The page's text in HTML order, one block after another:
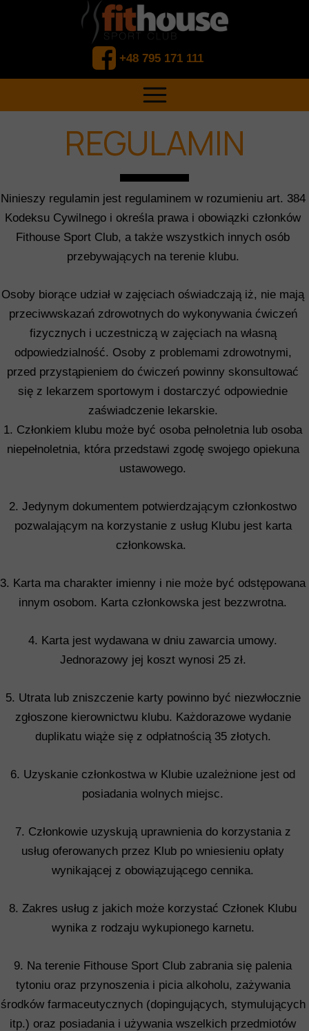
+48 795 171 111
Ninieszy regulamin jest regulaminem w rozumieniu art. 384
Kodeksu Cywilnego i określa prawa i obowiązki członków
Fithouse Sport Club, a także wszystkich innych osób
przebywających na terenie klubu.
Osoby biorące udział w zajęciach oświadczają iż, nie mają
przeciwwskazań zdrowotnych do wykonywania ćwiczeń
fizycznych i uczestniczą w zajęciach na własną
odpowiedzialność. Osoby z problemami zdrowotnymi,
przed przystąpieniem do ćwiczeń powinny skonsultować
się z lekarzem sportowym i dostarczyć odpowiednie
zaświadczenie lekarskie.
1. Członkiem klubu może być osoba pełnoletnia lub osoba
niepełnoletnia, która przedstawi zgodę swojego opiekuna
ustawowego.
2. Jedynym dokumentem potwierdzającym członkostwo
pozwalającym na korzystanie z usług Klubu jest karta
członkowska.
3. Karta ma charakter imienny i nie może być odstępowana
innym osobom. Karta członkowska jest bezzwrotna.
4. Karta jest wydawana w dniu zawarcia umowy.
Jednorazowy jej koszt wynosi 25 zł.
5. Utrata lub zniszczenie karty powinno być niezwłocznie
zgłoszone kierownictwu klubu. Każdorazowe wydanie
duplikatu wiąże się z odpłatnością 35 złotych.
6. Uzyskanie członkostwa w Klubie uzależnione jest od
posiadania wolnych miejsc.
7. Członkowie uzyskują uprawnienia do korzystania z
usług oferowanych przez Klub po wniesieniu opłaty
wynikającej z obowiązującego cennika.
8. Zakres usług z jakich może korzystać Członek Klubu
wynika z rodzaju wykupionego karnetu.
9. Na terenie Fithouse Sport Club zabrania się palenia
tytoniu oraz przynoszenia i picia alkoholu, zażywania
środków farmaceutycznych (dopingujących, stymulujących
itp.) oraz posiadania i używania wszelkich przedmiotów
REGULAMIN